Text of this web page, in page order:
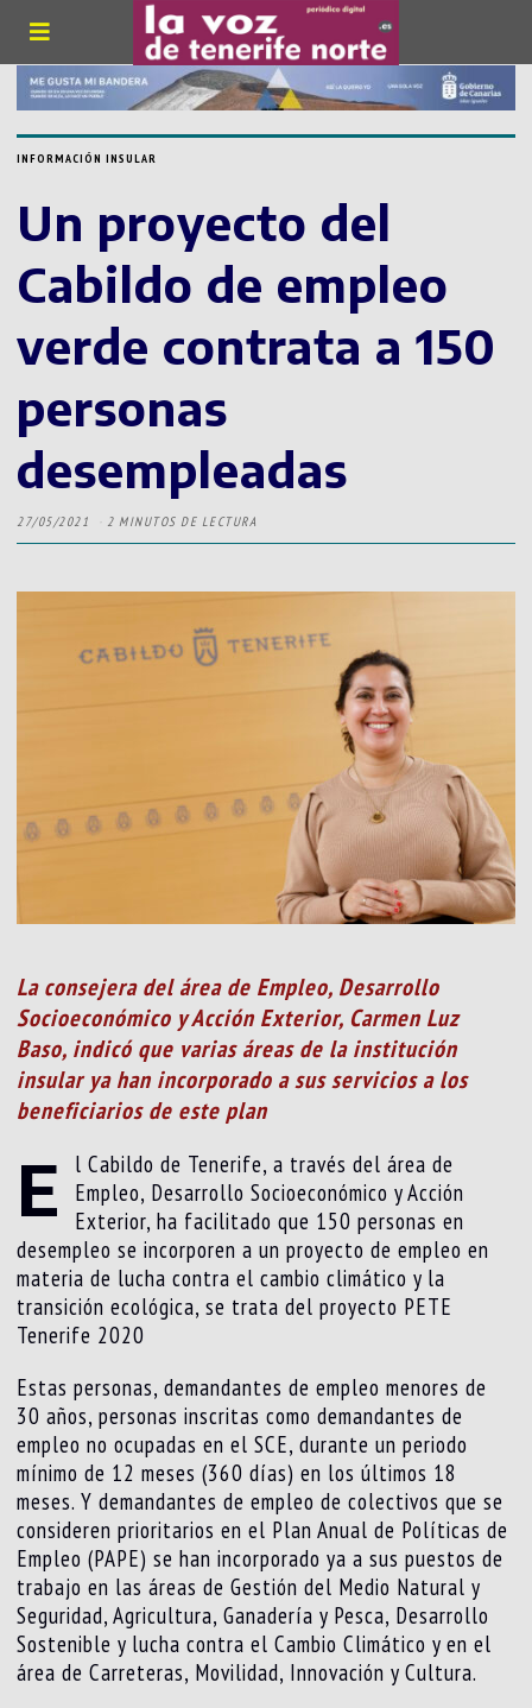
INFORMACIÓN INSULAR
Un proyecto del
Cabildo de empleo
verde contrata a 150
personas
desempleadas
27/05/2021 2 MINUTOS DE LECTURA
La consejera del área de Empleo, Desarrollo
Socioeconómico y Acción Exterior, Carmen Luz
Baso, indicó que varias áreas de la institución
insular ya han incorporado a sus servicios a los
beneficiarios de este plan
E
l Cabildo de Tenerife, a través del área de
Empleo, Desarrollo Socioeconómico y Acción
Exterior, ha facilitado que 150 personas en
desempleo se incorporen a un proyecto de empleo en
materia de lucha contra el cambio climático y la
transición ecológica, se trata del proyecto PETE
Tenerife 2020
Estas personas, demandantes de empleo menores de
30 años, personas inscritas como demandantes de
empleo no ocupadas en el SCE, durante un periodo
mínimo de 12 meses (360 días) en los últimos 18
meses. Y demandantes de empleo de colectivos que se
consideren prioritarios en el Plan Anual de Políticas de
Empleo (PAPE) se han incorporado ya a sus puestos de
trabajo en las áreas de Gestión del Medio Natural y
Seguridad, Agricultura, Ganadería y Pesca, Desarrollo
Sostenible y lucha contra el Cambio Climático y en el
área de Carreteras, Movilidad, Innovación y Cultura.